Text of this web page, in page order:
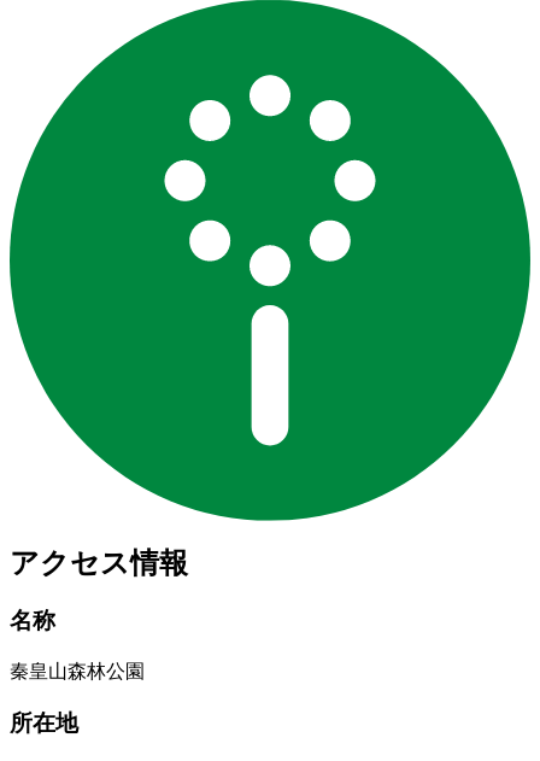
アクセス情報
名称
秦皇山森林公園
所在地